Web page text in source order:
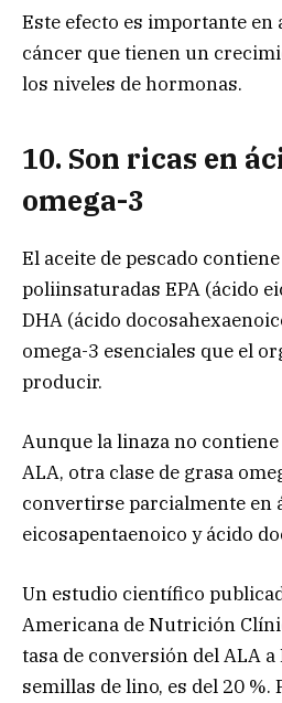
Este efecto es importante en
cáncer que tienen un
los niveles de hormonas.
10. Son ricas en
omega-3
El aceite de pescado
poliinsaturadas EPA (ácido
DHA (ácido
omega-3 esenciales que el
producir.
Aunque la linaza no contiene
ALA, otra clase de grasa
convertirse parcialmente en
eicosapentaenoico y ácido
Un estudio científico
Americana de Nutrición
tasa de conversión del ALA
semillas de lino, es del 20 %.